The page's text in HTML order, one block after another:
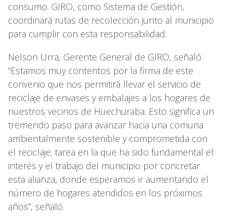
consumo. GIRO, como Sistema de Gestión,
coordinará rutas de recolección junto al municipio
para cumplir con esta responsabilidad.
Nelson Urra, Gerente General de GIRO, señaló:
“Estamos muy contentos por la firma de este
convenio que nos permitirá llevar el servicio de
reciclaje de envases y embalajes a los hogares de
nuestros vecinos de Huechuraba. Esto significa un
tremendo paso para avanzar hacia una comuna
ambientalmente sostenible y comprometida con
el reciclaje; tarea en la que ha sido fundamental el
interés y el trabajo del municipio por concretar
esta alianza, donde esperamos ir aumentando el
número de hogares atendidos en los próximos
años”, señaló.